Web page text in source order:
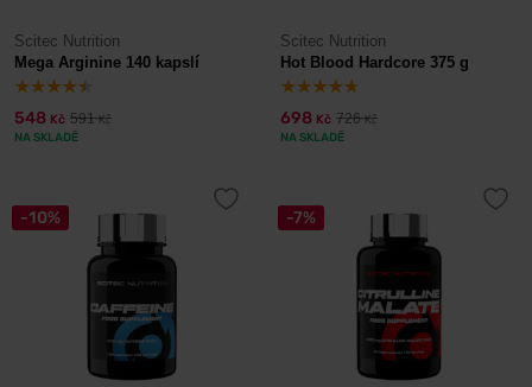
Scitec Nutrition
Mega Arginine 140 kapslí
548 Kč 591Kč
NA SKLADĚ
Scitec Nutrition
Hot Blood Hardcore 375 g
698 Kč 726Kč
NA SKLADĚ
-10% -7%